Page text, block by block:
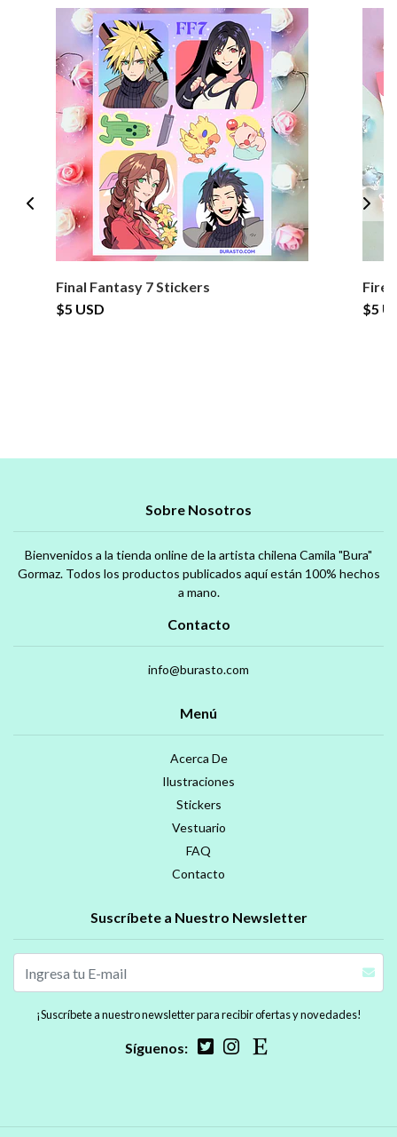
Final Fantasy 7 Stickers
$5 USD
Fire
$5
Sobre Nosotros
Bienvenidos a la tienda online de la artista chilena Camila "Bura"
Gormaz. Todos los productos publicados aquí están 100% hechos
a mano.
Contacto
info@burasto.com
Menú
Acerca De
Ilustraciones
Stickers
Vestuario
FAQ
Contacto
Suscríbete a Nuestro Newsletter
¡Suscríbete a nuestro newsletter para recibir ofertas y novedades!
Síguenos: